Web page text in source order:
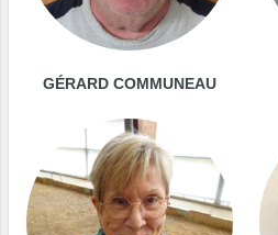
GÉRARD COMMUNEAU